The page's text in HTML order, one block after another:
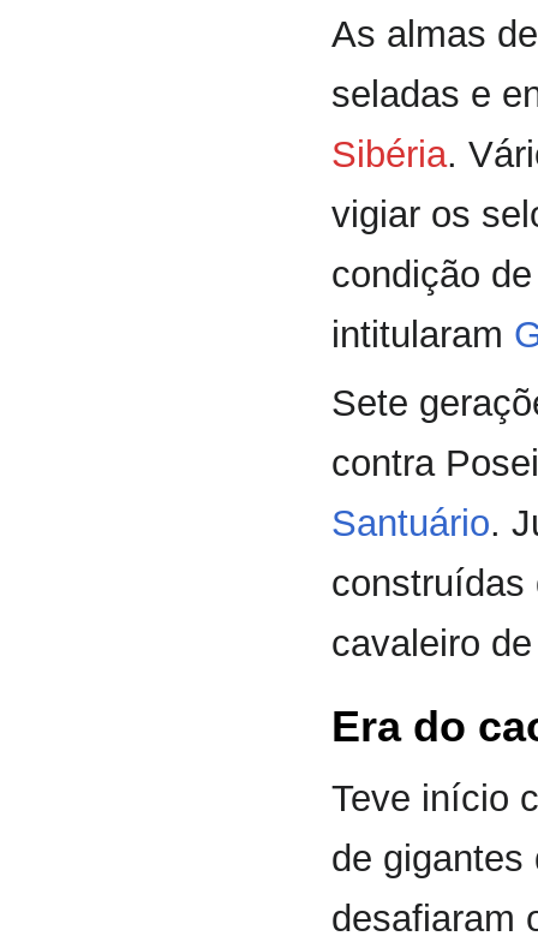
As almas
seladas e
Sibéria.
vigiar os
condição
intitularam
Sete
contra
Santuário.
construídas
cavaleiro
Era do
Teve início
de gigantes
desafiaram